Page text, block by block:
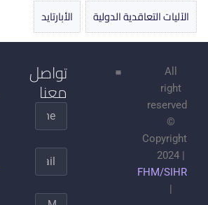
الآليات التعاقدية الدولية
الأبارتايد
جدل
التنوير
الجهادية
السلفية
وتحطيم
المجتمع
المدني
تواصل
معنا
Message
right
reserved
©
Copyright
2024 |
FHM/SIHR